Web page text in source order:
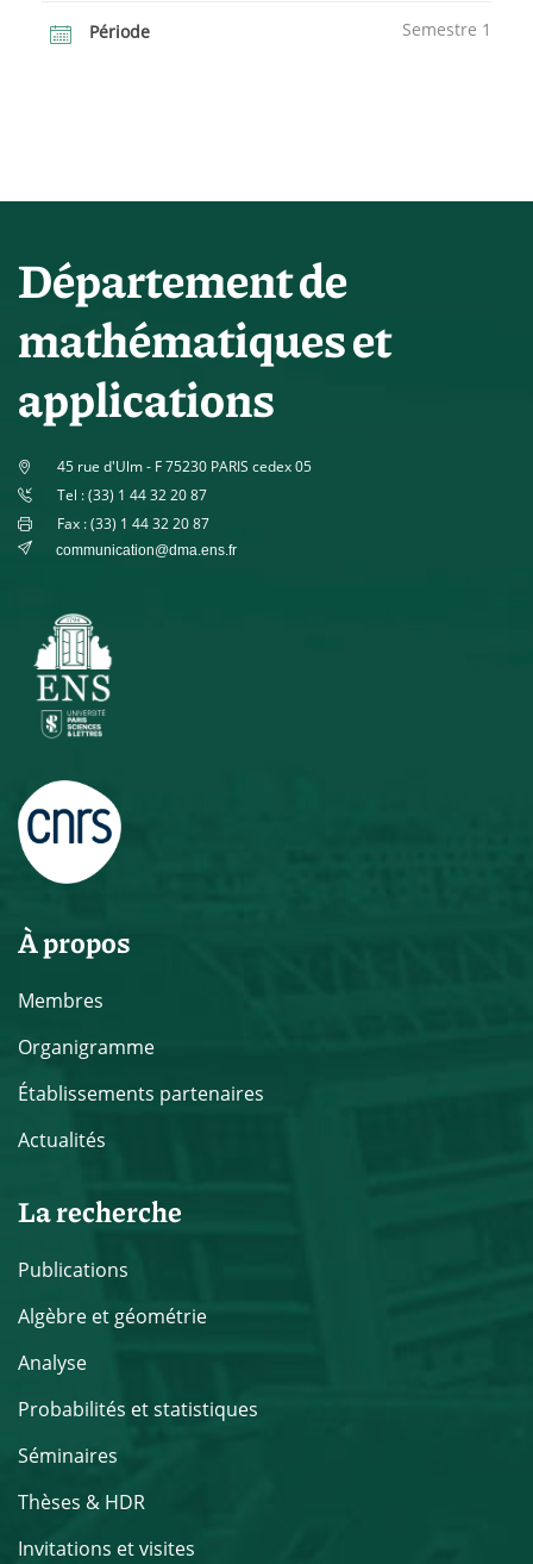
Période Semestre 1
Département de
mathématiques et
applications
45 rue d'Ulm - F 75230 PARIS cedex 05
Tel : (33) 1 44 32 20 87
Fax : (33) 1 44 32 20 87
communication@dma.ens.fr
À propos
Membres
Organigramme
Établissements partenaires
Actualités
La recherche
Publications
Algèbre et géométrie
Analyse
Probabilités et statistiques
Séminaires
Thèses & HDR
Invitations et visites